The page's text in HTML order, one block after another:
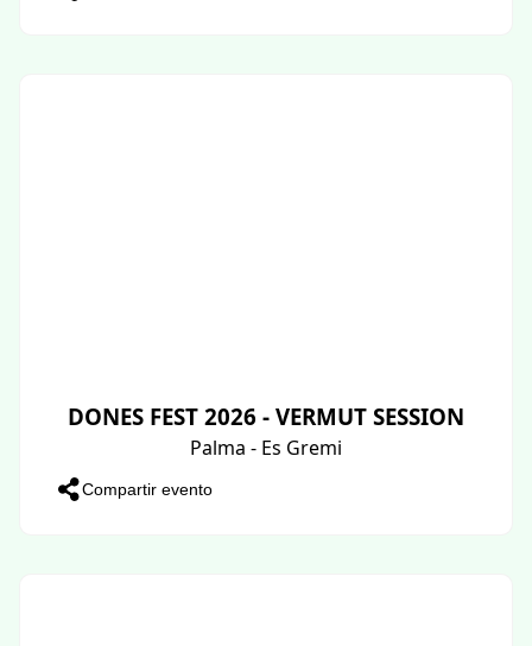
DONES FEST 2026 - VERMUT SESSION
Palma - Es Gremi
Compartir evento